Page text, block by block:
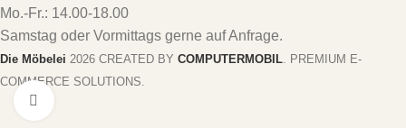
Mo.-Fr.: 14.00-18.00
Samstag oder Vormittags gerne auf Anfrage.
Die Möbelei 2026 CREATED BY COMPUTERMOBIL. PREMIUM E-
COMMERCE SOLUTIONS.